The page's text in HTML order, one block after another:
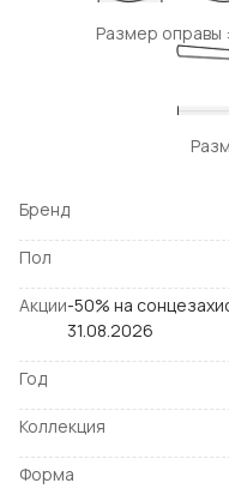
Размер оправы :
Бренд
Пол
Акции-50% на
31.08.2026
Год
Коллекция
Форма